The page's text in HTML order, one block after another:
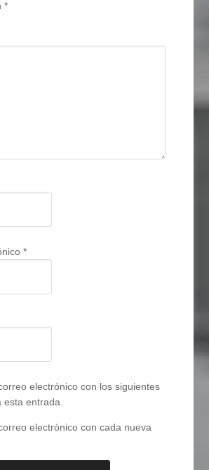
*
*
electrónico con los siguientes
entrada.
electrónico con cada nueva